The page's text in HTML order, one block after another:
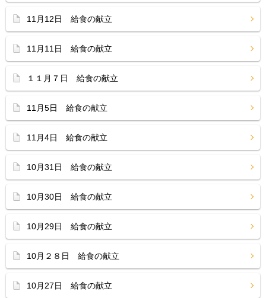
11月12日 給食の献立
11月11日 給食の献立
１１月７日 給食の献立
11月5日 給食の献立
11月4日 給食の献立
10月31日 給食の献立
10月30日 給食の献立
10月29日 給食の献立
10月２８日 給食の献立
10月27日 給食の献立